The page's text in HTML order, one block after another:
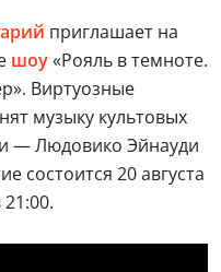
приглашает на
шоу«Рояль в темноте.
Виртуозные
музыку культовых
— Людовико Эйнауди
состоится 20 августа
21:00.